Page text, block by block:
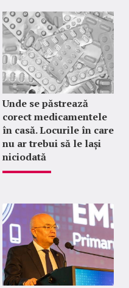
Unde se păstrează
corect medicamentele
în casă. Locurile în care
nu ar trebui să le lași
niciodată